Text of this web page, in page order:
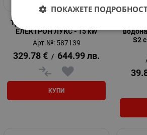
Трифазен проточен бойлер
ЕЛЕКТРОН ЛУКС - 15 kW
Арт.№: 587139
329.78 € / 644.99 лв.
КУПИ
S2
ПОКАЖЕТЕ